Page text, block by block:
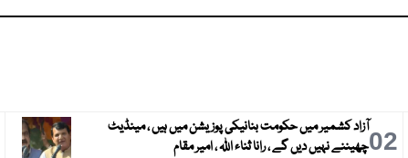
02آزاد کشمیر میں حکومت بنانیکی پوزیشن میں ہیں ، مینڈیٹ
چھیننے نہیں دیں گے ، رانا ثناء اللہ ، امیر مقام